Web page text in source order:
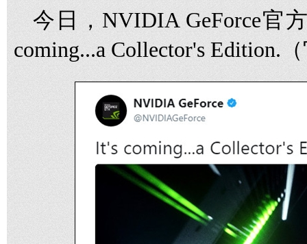
今日，NVIDIA GeForce官
coming...a Collector's Edition.